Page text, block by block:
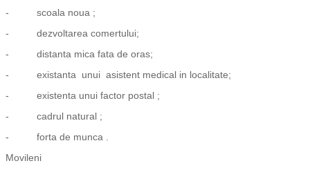
- scoala noua ;
- dezvoltarea comertului;
- distanta mica fata de oras;
- existanta unui asistent medical in localitate;
- existenta unui factor postal ;
- cadrul natural ;
- forta de munca .
Movileni